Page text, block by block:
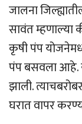
जालना
सावंत म्हणाल्या
कृषी पंप
पंप बसवला आहे.
झाली.
घरात वापर